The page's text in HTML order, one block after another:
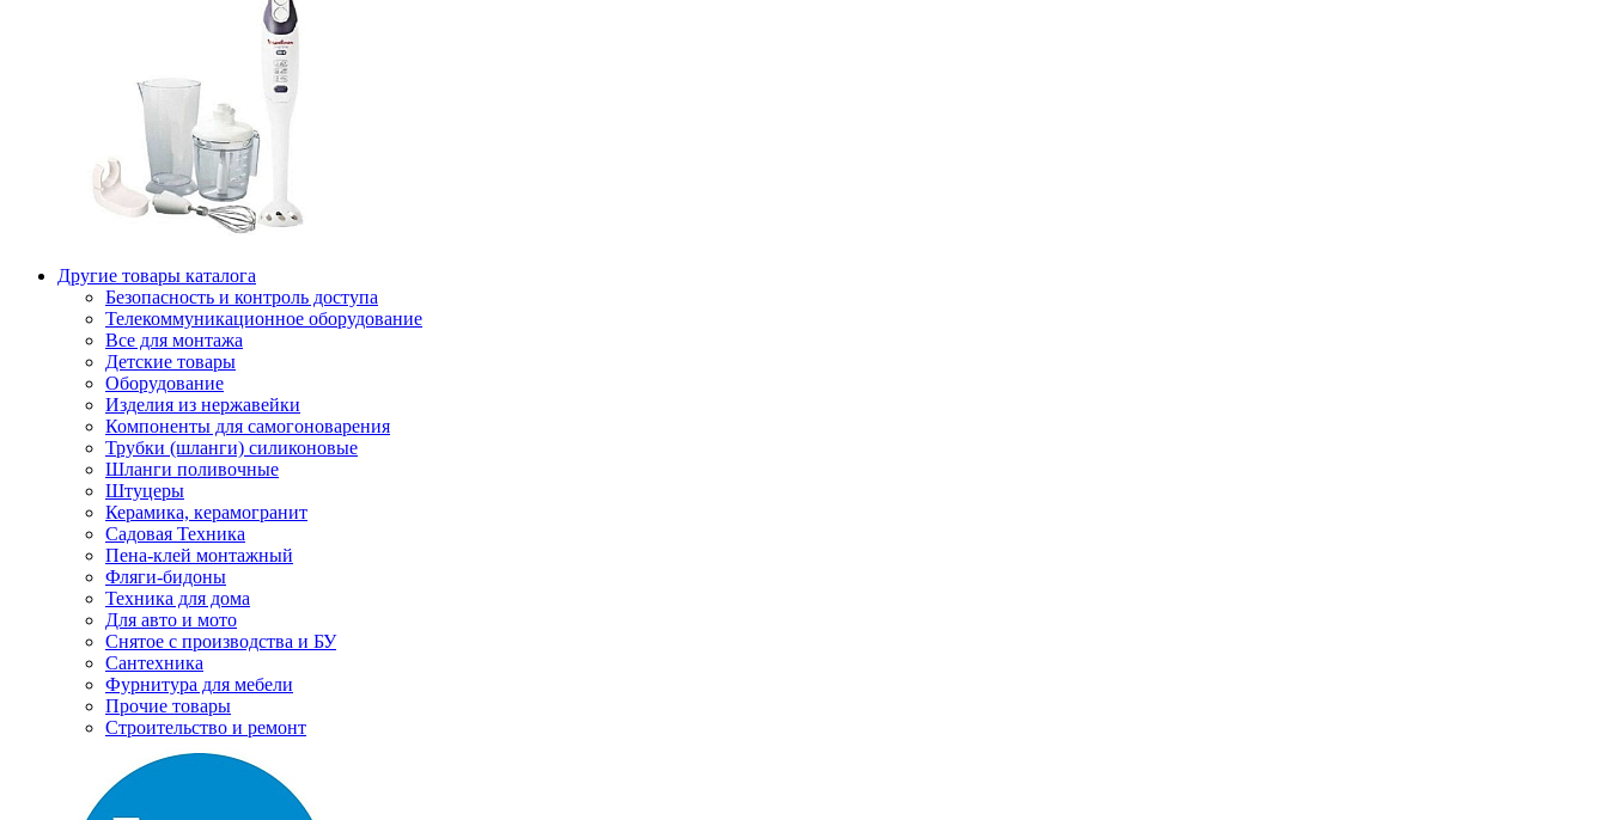
Другие товары каталога
Безопасность и контроль доступа
Телекоммуникационное оборудование
Все для монтажа
Детские товары
Оборудование
Изделия из нержавейки
Компоненты для самогоноварения
Трубки (шланги) силиконовые
Шланги поливочные
Штуцеры
Керамика, керамогранит
Садовая Техника
Пена-клей монтажный
Фляги-бидоны
Техника для дома
Для авто и мото
Снятое с производства и БУ
Сантехника
Фурнитура для мебели
Прочие товары
Строительство и ремонт